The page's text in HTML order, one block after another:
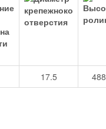
17.5 488